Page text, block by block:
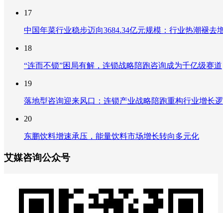
17
中国年菜行业稳步迈向3684.34亿元规模：行业热潮褪
18
“连而不锁”困局有解，连锁战略陪跑咨询成为千亿级赛道
19
落地型咨询迎来风口：连锁产业战略陪跑重构行业增
20
东鹏饮料增速承压，能量饮料市场增长转向多元化
艾媒咨询公众号